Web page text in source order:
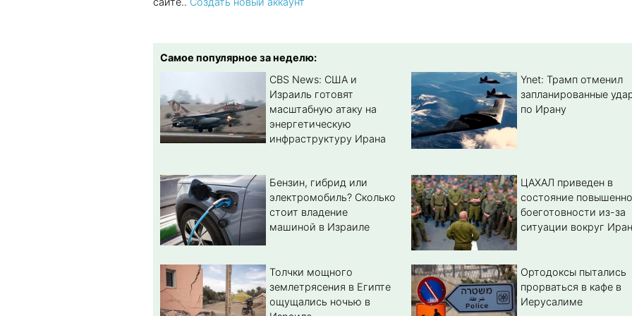
Самое популярное за неделю:
CBS News: США и
Израиль готовят
масштабную атаку на
энергетическую
инфраструктуру Ирана
Ynet: Трамп отменил
запланированные
по Ирану
Бензин, гибрид или
электромобиль? Cколько
стоит владение
машиной в Израиле
ЦАХАЛ приведен в
состояние
боеготовности из-за
ситуации вокруг
Толчки мощного
землетрясения в Египте
ощущались ночью в
Ортодоксы пытались
прорваться в кафе в
Иерусалиме